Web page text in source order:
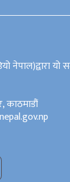
नेपाल)द्वारा यो
काठमाडौं